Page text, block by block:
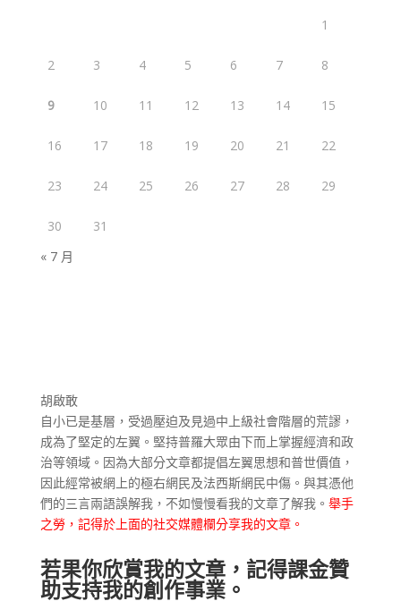
1
2 3 4 5 6 7 8
9 10 11 12 13 14 15
16 17 18 19 20 21 22
23 24 25 26 27 28 29
30
31
« 7 月
胡啟敢
自小已是基層，受過壓迫及見過中上級社會階層的荒謬，
成為了堅定的左翼。堅持普羅大眾由下而上掌握經濟和政
治等領域。因為大部分文章都提倡左翼思想和普世價值，
因此經常被網上的極右網民及法西斯網民中傷。與其憑他
們的三言兩語誤解我，不如慢慢看我的文章了解我。 舉手
之勞，記得於上面的社交媒體欄分享我的文章。
若果你欣賞我的文章，記得課金贊
助支持我的創作事業。